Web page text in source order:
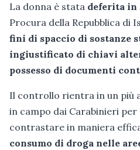
La donna è stata deferita in
Procura della Repubblica di
fini di spaccio di sostanze
ingiustificato di chiavi
possesso di documenti
Il controllo rientra in un più
in campo dai Carabinieri
contrastare in maniera
consumo di droga nelle